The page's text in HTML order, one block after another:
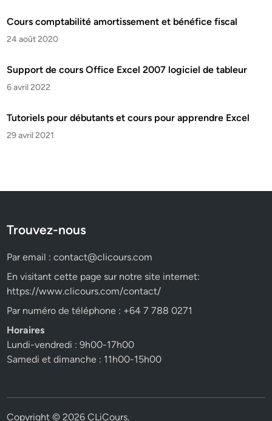
Cours comptabilité amortissement et bénéfice fiscal
24 août 2020
Support de cours Office Excel 2007 logiciel de tableur
6 avril 2022
Tutoriels pour débutants et cours pour apprendre Excel
29 avril 2021
Trouvez-nous
Par email :contact@clicours.com
En visitant cette page sur notre site internet:
https://www.clicours.com/contact/
Par numéro de téléphone : +64 7 788 0271
Horaires
Lundi-vendredi : 9h00-17h00
Samedi et dimanche : 11h00-15h00
Copyright © 2026CLiCours.